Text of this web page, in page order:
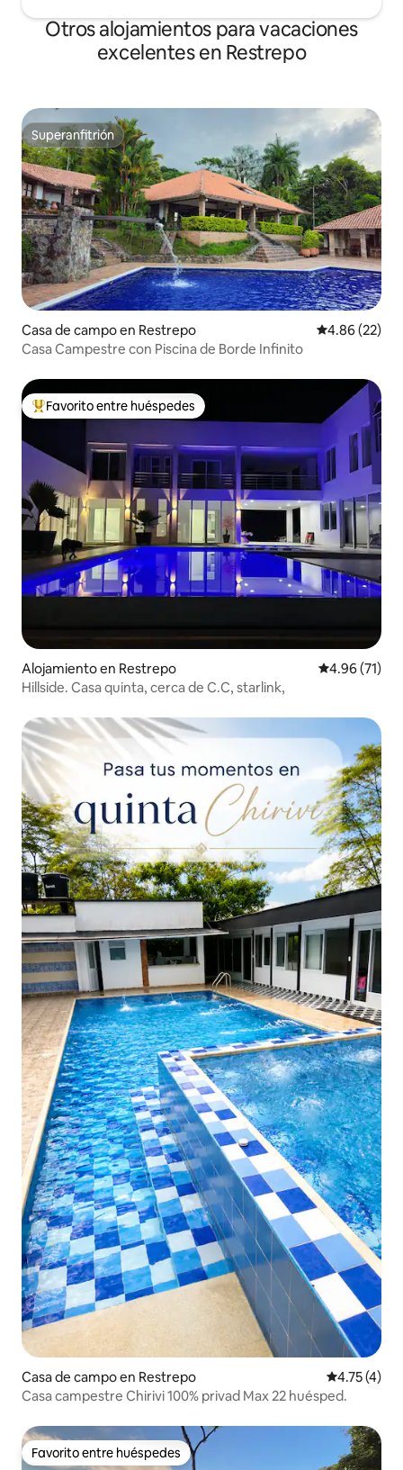
Otros alojamientos para vacaciones
excelentes en Restrepo
Superanfitrión
Superanfitrión
Casa de campo en Restrepo Calificación
4.86 (22)
Casa Campestre con Piscina de Borde Infinito
Favorito entre huéspedes preferido
Favorito entre huéspedes
Alojamiento en Restrepo Calificación
4.96 (71)
Hillside. Casa quinta, cerca de C.C, starlink,
Casa de campo en Restrepo Calificación
4.75 (4)
Casa campestre Chirivi 100% privad Max 22 huésped.
Favorito entre huéspedes
Favorito entre huéspedes